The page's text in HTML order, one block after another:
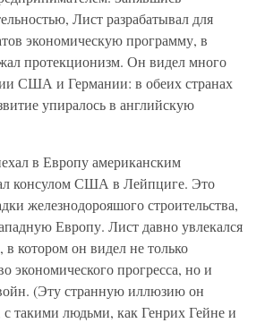
Лист разрабатывал для
экономическую программу, в
протекционизм. Он видел много
США и Германии: в обеих странах
упиралось в английскую
в Европу американским
консулом США в Лейпциге. Это
железнодорояшого строительства,
Европу. Лист давно увлекался
котором он видел не только
экономического прогресса, но и
(Эту странную иллюзию он
с такими людьми, как Генрих Гейне и